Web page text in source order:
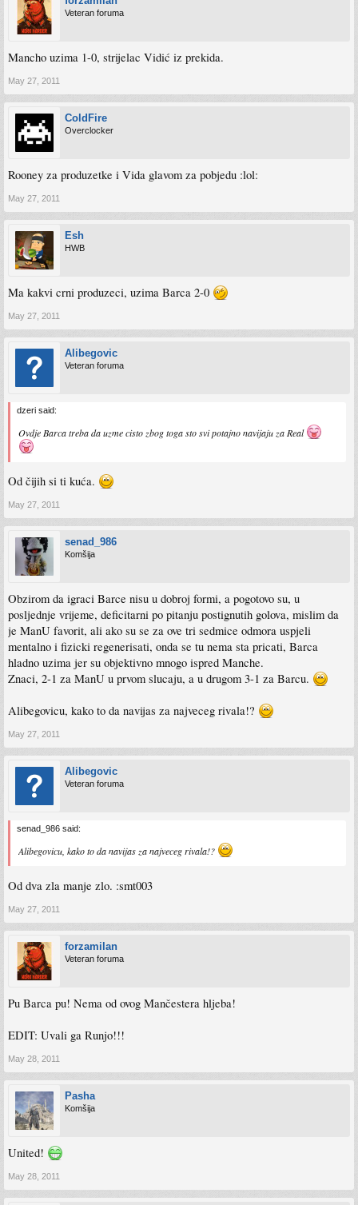
Veteran foruma
Mancho uzima 1-0, strijelac Vidić iz prekida.
May 27, 2011
ColdFire
Overclocker
Rooney za produzetke i Vida glavom za pobjedu :lol:
May 27, 2011
Esh
HWB
Ma kakvi crni produzeci, uzima Barca 2-0
May 27, 2011
Alibegovic
Veteran foruma
dzeri said:
Ovdje Barca treba da uzme cisto zbog toga sto svi potajno navijaju za Real
Od čijih si ti kuća.
May 27, 2011
senad_986
Komšija
Obzirom da igraci Barce nisu u dobroj formi, a pogotovo su, u
posljednje vrijeme, deficitarni po pitanju postignutih golova, mislim da
je ManU favorit, ali ako su se za ove tri sedmice odmora uspjeli
mentalno i fizicki regenerisati, onda se tu nema sta pricati, Barca
hladno uzima jer su objektivno mnogo ispred Manche.
Znaci, 2-1 za ManU u prvom slucaju, a u drugom 3-1 za Barcu.
Alibegovicu, kako to da navijas za najveceg rivala!?
May 27, 2011
Alibegovic
Veteran foruma
senad_986 said:
Alibegovicu, kako to da navijas za najveceg rivala!?
Od dva zla manje zlo. :smt003
May 27, 2011
forzamilan
Veteran foruma
Pu Barca pu! Nema od ovog Mančestera hljeba!
EDIT: Uvali ga Runjo!!!
May 28, 2011
Pasha
Komšija
United!
May 28, 2011